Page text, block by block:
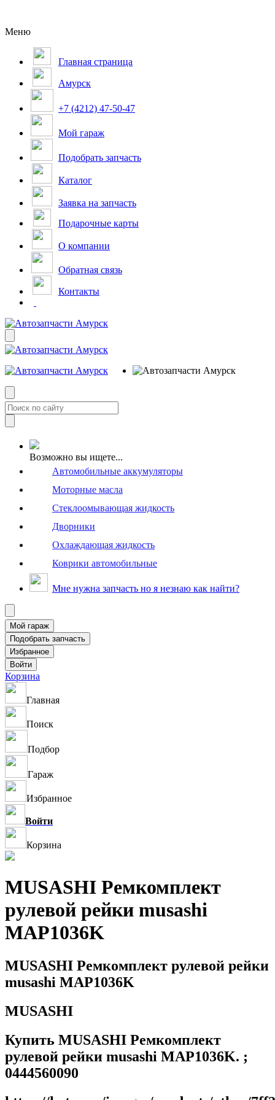
Меню
Главная страница
Амурск
+7 (4212) 47-50-47
Мой гараж
Подобрать запчасть
Каталог
Заявка на запчасть
Подарочные карты
О компании
Обратная связь
Контакты
Возможно вы ищете...
Автомобильные аккумуляторы
Моторные масла
Стеклоомывающая жидкость
Дворники
Охлаждающая жидкость
Коврики автомобильные
Мне нужна запчасть но я незнаю как найти?
Корзина
Главная
Поиск
Подбор
Гараж
Избранное
Войти
Корзина
MUSASHI Ремкомплект
рулевой рейки musashi
MAP1036K
MUSASHI Ремкомплект рулевой рейки
musashi MAP1036K
MUSASHI
Купить MUSASHI Ремкомплект
рулевой рейки musashi MAP1036K. ;
0444560090